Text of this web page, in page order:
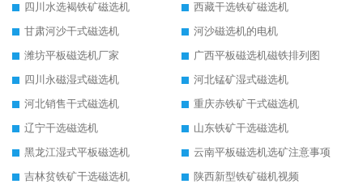
四川水选褐铁矿磁选机
西藏干选铁矿磁选机
甘肃河沙干式磁选机
河沙磁选机的电机
潍坊平板磁选机厂家
广西平板磁选机磁铁排列图
四川永磁湿式磁选机
河北锰矿湿式磁选机
河北销售干式磁选机
重庆赤铁矿干式磁选机
辽宁干选磁选机
山东铁矿干选磁选机
黑龙江湿式平板磁选机
云南平板磁选机选矿注意事项
吉林贫铁矿干选磁选机
陕西新型铁矿磁机视频